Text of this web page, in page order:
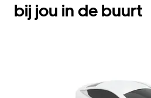
bij jou in de buurt